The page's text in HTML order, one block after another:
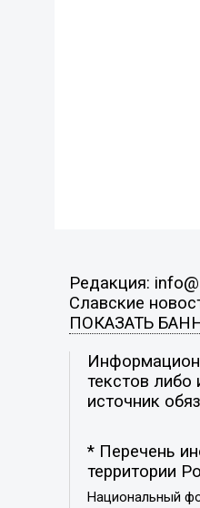
Редакция:
Славские
ПОКАЗАТЬ
текстов либо
источник
* Перечень
территории
Национальный